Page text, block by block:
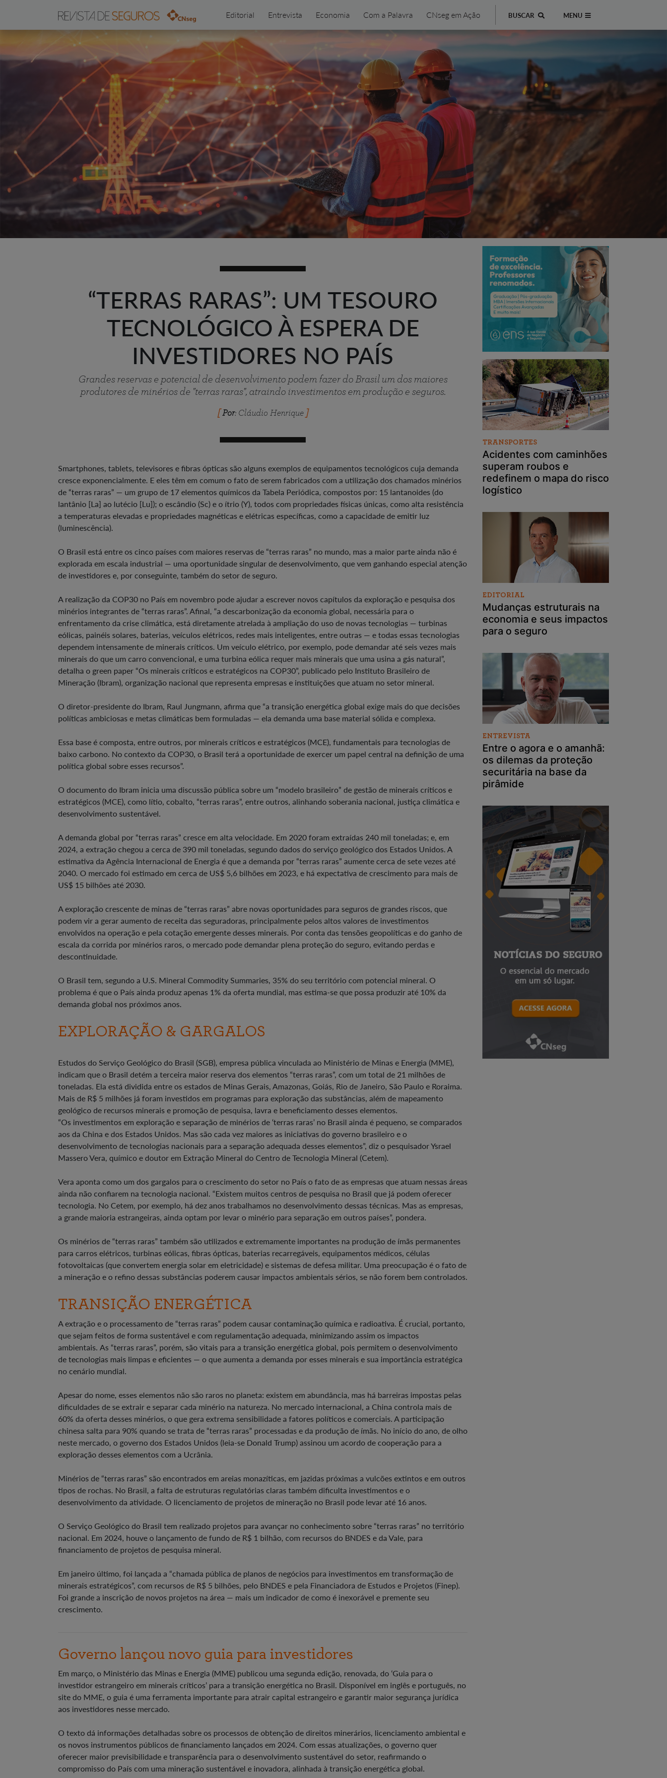
Editorial Entrevista Economia Com a Palavra CNseg em Ação BUSCAR MENU
“TERRAS RARAS”: UM TESOURO
TECNOLÓGICO À ESPERA DE
INVESTIDORES NO PAÍS
Grandes reservas e potencial de desenvolvimento podem fazer do Brasil um dos maiores
produtores de minérios de "terras raras", atraindo investimentos em produção e seguros.
Por: Cláudio Henrique
Smartphones, tablets, televisores e fibras ópticas são alguns exemplos de equipamentos tecnológicos cuja demanda
cresce exponencialmente. E eles têm em comum o fato de serem fabricados com a utilização dos chamados minérios
de “terras raras” — um grupo de 17 elementos químicos da Tabela Periódica, compostos por: 15 lantanoides (do
lantânio [La] ao lutécio [Lu]); o escândio (Sc) e o ítrio (Y), todos com propriedades físicas únicas, como alta resistência
a temperaturas elevadas e propriedades magnéticas e elétricas específicas, como a capacidade de emitir luz
(luminescência).
O Brasil está entre os cinco países com maiores reservas de “terras raras” no mundo, mas a maior parte ainda não é
explorada em escala industrial — uma oportunidade singular de desenvolvimento, que vem ganhando especial atenção
de investidores e, por conseguinte, também do setor de seguro.
A realização da COP30 no País em novembro pode ajudar a escrever novos capítulos da exploração e pesquisa dos
minérios integrantes de “terras raras”. Afinal, “a descarbonização da economia global, necessária para o
enfrentamento da crise climática, está diretamente atrelada à ampliação do uso de novas tecnologias — turbinas
eólicas, painéis solares, baterias, veículos elétricos, redes mais inteligentes, entre outras — e todas essas tecnologias
dependem intensamente de minerais críticos. Um veículo elétrico, por exemplo, pode demandar até seis vezes mais
minerais do que um carro convencional, e uma turbina eólica requer mais minerais que uma usina a gás natural”,
detalha o green paper “Os minerais críticos e estratégicos na COP30”, publicado pelo Instituto Brasileiro de
Mineração (Ibram), organização nacional que representa empresas e instituições que atuam no setor mineral.
O diretor-presidente do Ibram, Raul Jungmann, afirma que “a transição energética global exige mais do que decisões
políticas ambiciosas e metas climáticas bem formuladas — ela demanda uma base material sólida e complexa.
Essa base é composta, entre outros, por minerais críticos e estratégicos (MCE), fundamentais para tecnologias de
baixo carbono. No contexto da COP30, o Brasil terá a oportunidade de exercer um papel central na definição de uma
política global sobre esses recursos”.
O documento do Ibram inicia uma discussão pública sobre um “modelo brasileiro” de gestão de minerais críticos e
estratégicos (MCE), como lítio, cobalto, “terras raras”, entre outros, alinhando soberania nacional, justiça climática e
desenvolvimento sustentável.
A demanda global por “terras raras” cresce em alta velocidade. Em 2020 foram extraídas 240 mil toneladas; e, em
2024, a extração chegou a cerca de 390 mil toneladas, segundo dados do serviço geológico dos Estados Unidos. A
estimativa da Agência Internacional de Energia é que a demanda por “terras raras” aumente cerca de sete vezes até
2040. O mercado foi estimado em cerca de US$ 5,6 bilhões em 2023, e há expectativa de crescimento para mais de
US$ 15 bilhões até 2030.
A exploração crescente de minas de “terras raras” abre novas oportunidades para seguros de grandes riscos, que
podem vir a gerar aumento de receita das seguradoras, principalmente pelos altos valores de investimentos
envolvidos na operação e pela cotação emergente desses minerais. Por conta das tensões geopolíticas e do ganho de
escala da corrida por minérios raros, o mercado pode demandar plena proteção do seguro, evitando perdas e
descontinuidade.
O Brasil tem, segundo a U.S. Mineral Commodity Summaries, 35% do seu território com potencial mineral. O
problema é que o País ainda produz apenas 1% da oferta mundial, mas estima-se que possa produzir até 10% da
demanda global nos próximos anos.
EXPLORAÇÃO & GARGALOS
Estudos do Serviço Geológico do Brasil (SGB), empresa pública vinculada ao Ministério de Minas e Energia (MME),
indicam que o Brasil detém a terceira maior reserva dos elementos “terras raras”, com um total de 21 milhões de
toneladas. Ela está dividida entre os estados de Minas Gerais, Amazonas, Goiás, Rio de Janeiro, São Paulo e Roraima.
Mais de R$ 5 milhões já foram investidos em programas para exploração das substâncias, além de mapeamento
geológico de recursos minerais e promoção de pesquisa, lavra e beneficiamento desses elementos.
“Os investimentos em exploração e separação de minérios de ‘terras raras’ no Brasil ainda é pequeno, se comparados
aos da China e dos Estados Unidos. Mas são cada vez maiores as iniciativas do governo brasileiro e o
desenvolvimento de tecnologias nacionais para a separação adequada desses elementos”, diz o pesquisador Ysrael
Massero Vera, químico e doutor em Extração Mineral do Centro de Tecnologia Mineral (Cetem).
Vera aponta como um dos gargalos para o crescimento do setor no País o fato de as empresas que atuam nessas áreas
ainda não confiarem na tecnologia nacional. “Existem muitos centros de pesquisa no Brasil que já podem oferecer
tecnologia. No Cetem, por exemplo, há dez anos trabalhamos no desenvolvimento dessas técnicas. Mas as empresas,
a grande maioria estrangeiras, ainda optam por levar o minério para separação em outros países”, pondera.
Os minérios de “terras raras” também são utilizados e extremamente importantes na produção de ímãs permanentes
para carros elétricos, turbinas eólicas, fibras ópticas, baterias recarregáveis, equipamentos médicos, células
fotovoltaicas (que convertem energia solar em eletricidade) e sistemas de defesa militar. Uma preocupação é o fato de
a mineração e o refino dessas substâncias poderem causar impactos ambientais sérios, se não forem bem controlados.
TRANSIÇÃO ENERGÉTICA
A extração e o processamento de “terras raras” podem causar contaminação química e radioativa. É crucial, portanto,
que sejam feitos de forma sustentável e com regulamentação adequada, minimizando assim os impactos
ambientais. As “terras raras”, porém, são vitais para a transição energética global, pois permitem o desenvolvimento
de tecnologias mais limpas e eficientes — o que aumenta a demanda por esses minerais e sua importância estratégica
no cenário mundial.
Apesar do nome, esses elementos não são raros no planeta: existem em abundância, mas há barreiras impostas pelas
dificuldades de se extrair e separar cada minério na natureza. No mercado internacional, a China controla mais de
60% da oferta desses minérios, o que gera extrema sensibilidade a fatores políticos e comerciais. A participação
chinesa salta para 90% quando se trata de “terras raras” processadas e da produção de ímãs. No início do ano, de olho
neste mercado, o governo dos Estados Unidos (leia-se Donald Trump) assinou um acordo de cooperação para a
exploração desses elementos com a Ucrânia.
Minérios de “terras raras” são encontrados em areias monazíticas, em jazidas próximas a vulcões extintos e em outros
tipos de rochas. No Brasil, a falta de estruturas regulatórias claras também dificulta investimentos e o
desenvolvimento da atividade. O licenciamento de projetos de mineração no Brasil pode levar até 16 anos.
O Serviço Geológico do Brasil tem realizado projetos para avançar no conhecimento sobre “terras raras” no território
nacional. Em 2024, houve o lançamento de fundo de R$ 1 bilhão, com recursos do BNDES e da Vale, para
financiamento de projetos de pesquisa mineral.
Em janeiro último, foi lançada a “chamada pública de planos de negócios para investimentos em transformação de
minerais estratégicos”, com recursos de R$ 5 bilhões, pelo BNDES e pela Financiadora de Estudos e Projetos (Finep).
Foi grande a inscrição de novos projetos na área — mais um indicador de como é inexorável e premente seu
crescimento.
Governo lançou novo guia para investidores
Em março, o Ministério das Minas e Energia (MME) publicou uma segunda edição, renovada, do ‘Guia para o
investidor estrangeiro em minerais críticos’ para a transição energética no Brasil. Disponível em inglês e português, no
site do MME, o guia é uma ferramenta importante para atrair capital estrangeiro e garantir maior segurança jurídica
aos investidores nesse mercado.
O texto dá informações detalhadas sobre os processos de obtenção de direitos minerários, licenciamento ambiental e
os novos instrumentos públicos de financiamento lançados em 2024. Com essas atualizações, o governo quer
oferecer maior previsibilidade e transparência para o desenvolvimento sustentável do setor, reafirmando o
compromisso do País com uma mineração sustentável e inovadora, alinhada à transição energética global.
TRANSPORTES
Acidentes com caminhões
superam roubos e
redefinem o mapa do risco
logístico
EDITORIAL
Mudanças estruturais na
economia e seus impactos
para o seguro
ENTREVISTA
Entre o agora e o amanhã:
os dilemas da proteção
securitária na base da
pirâmide